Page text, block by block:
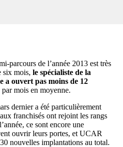
parcours de l’année 2013 est très
six mois, le spécialiste de la
a ouvert pas moins de 12
mois en moyenne.
dernier a été particulièrement
franchisés ont rejoint les rangs
ce sont encore une
ouvrir leurs portes, et UCAR
nouvelles implantations au total.